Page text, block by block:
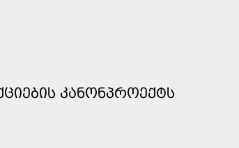
ᲙᲐᲜᲝᲜᲞᲠᲝᲔᲥᲢᲡ